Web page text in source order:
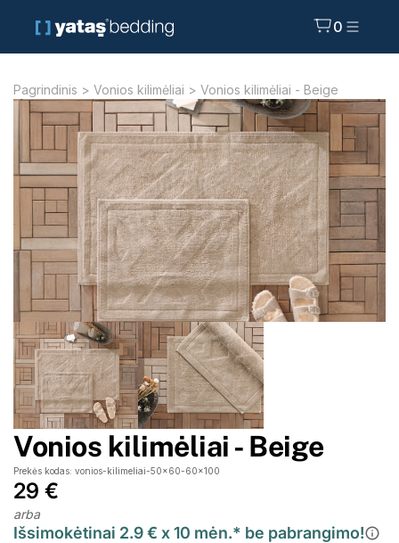
0
Pagrindinis > Vonios kilimėliai > Vonios kilimėliai - Beige
Vonios kilimėliai - Beige
29 €
Prekės kodas: vonios-kilimeliai-50x60-60x100
arba
Išsimokėtinai 2.9 € x 10 mėn.* be pabrangimo!